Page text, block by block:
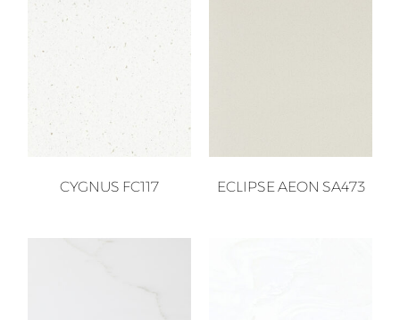
CYGNUS FC117 ECLIPSE AEON SA473